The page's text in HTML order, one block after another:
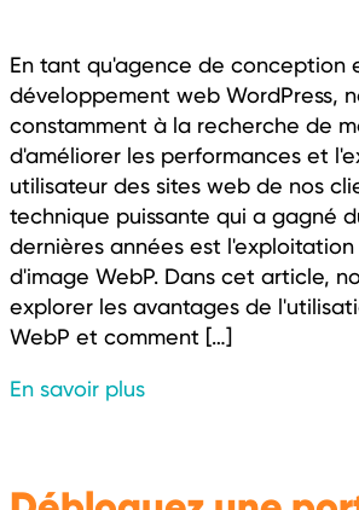
En tant qu'agence de conception
développement web WordPress,
constamment à la recherche de
d'améliorer les performances et
utilisateur des sites web de nos
technique puissante qui a gagné
dernières années est
d'image WebP. Dans cet article,
explorer les avantages de
WebP et comment […]
En savoir plus